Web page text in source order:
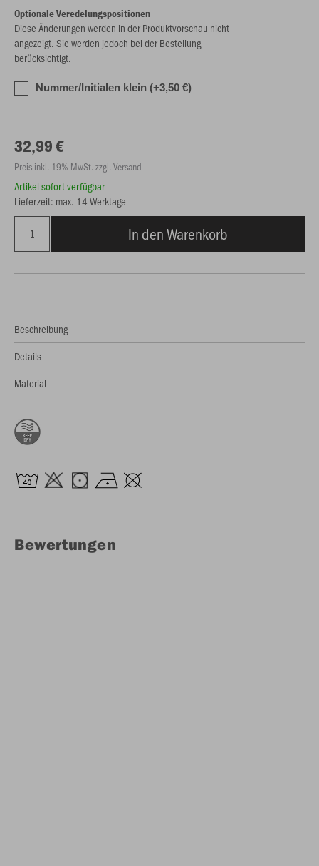
Optionale Veredelungspositionen
Diese Änderungen werden in der Produktvorschau nicht
angezeigt. Sie werden jedoch bei der Bestellung
berücksichtigt.
Nummer/Initialen klein (+3,50 €)
32,99 €
Preis inkl. 19% MwSt. zzgl. Versand
Artikel sofort verfügbar
Lieferzeit: max. 14 Werktage
In den Warenkorb
Beschreibung
Details
Material
Bewertungen